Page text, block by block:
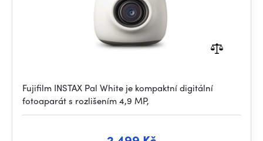
Fujifilm INSTAX Pal White je kompaktní digitální
fotoaparát s rozlišením 4,9 MP,